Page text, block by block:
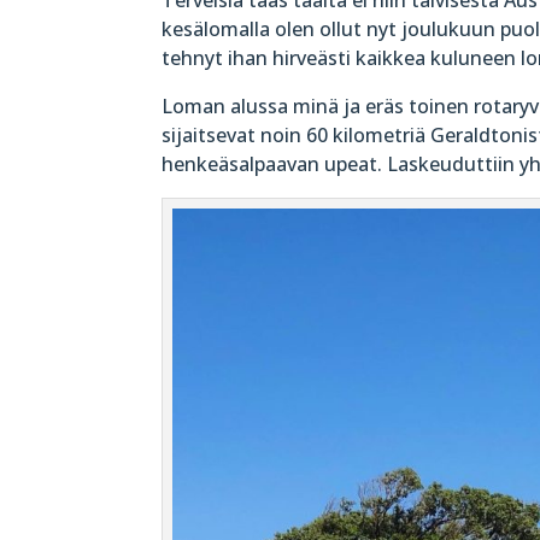
kesälomalla olen ollut nyt joulukuun
tehnyt ihan hirveästi kaikkea kuluneen
Loman alussa minä ja eräs toinen
sijaitsevat noin 60 kilometriä
henkeäsalpaavan upeat. Laskeuduttiin